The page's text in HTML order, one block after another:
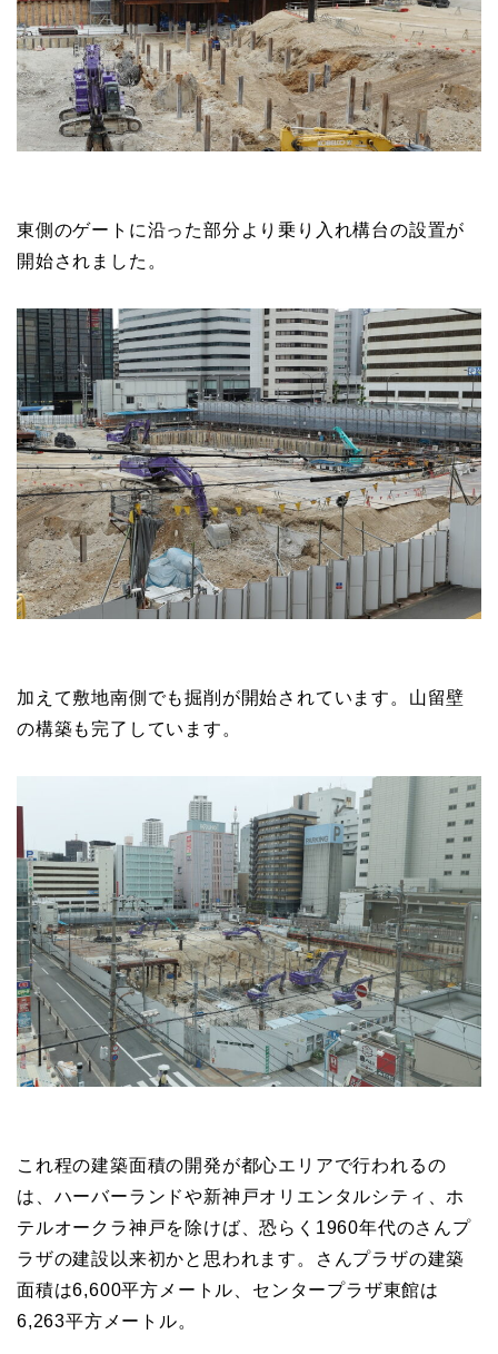
東側のゲートに沿った部分より乗り入れ構台の設置が
開始されました。
加えて敷地南側でも掘削が開始されています。山留壁
の構築も完了しています。
これ程の建築面積の開発が都心エリアで行われるの
は、ハーバーランドや新神戸オリエンタルシティ、ホ
テルオークラ神戸を除けば、恐らく1960年代のさんプ
ラザの建設以来初かと思われます。さんプラザの建築
面積は6,600平方メートル、センタープラザ東館は
6,263平方メートル。